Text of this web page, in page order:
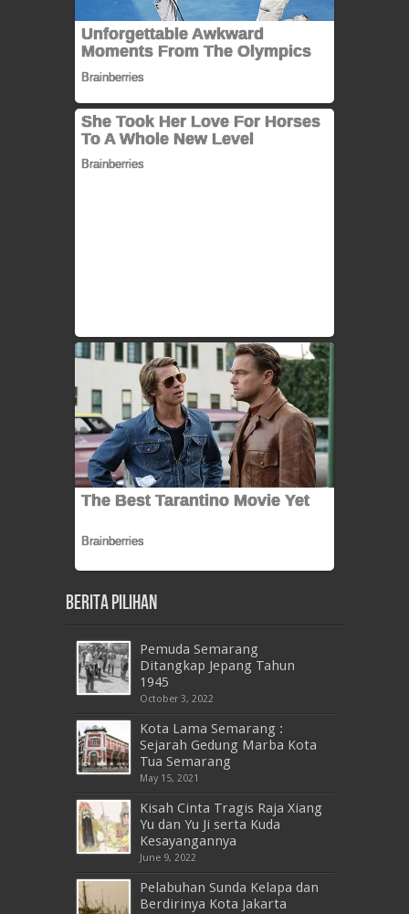
Berita Pilihan
Pemuda Semarang
Ditangkap Jepang Tahun
1945
October 3, 2022
Kota Lama Semarang :
Sejarah Gedung Marba Kota
Tua Semarang
May 15, 2021
Kisah Cinta Tragis Raja Xiang
Yu dan Yu Ji serta Kuda
Kesayangannya
June 9, 2022
Pelabuhan Sunda Kelapa dan
Berdirinya Kota Jakarta